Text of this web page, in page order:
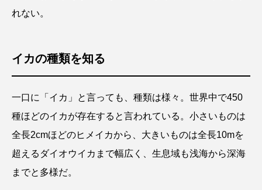
れない。
イカの種類を知る
一口に「イカ」と言っても、種類は様々。世界中で450
種ほどのイカが存在すると言われている。小さいものは
全長2cmほどのヒメイカから、大きいものは全長10mを
超えるダイオウイカまで幅広く、生息域も浅海から深海
までと多様だ。